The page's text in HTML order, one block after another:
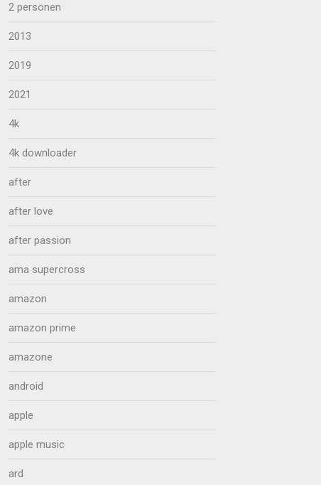
2 personen
2013
2019
2021
4k
4k downloader
after
after love
after passion
ama supercross
amazon
amazon prime
amazone
android
apple
apple music
ard